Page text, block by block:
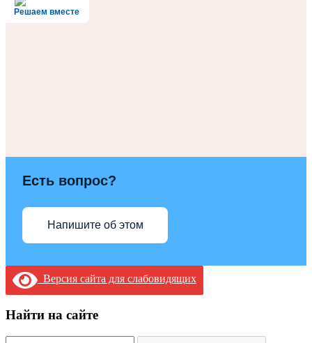
Решаем вместе
Есть вопрос?
Напишите об этом
Версия сайта для слабовидящих
Найти на сайте